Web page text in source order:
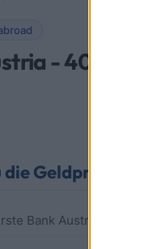
- 40 €
Geldprämie
Bank Austria